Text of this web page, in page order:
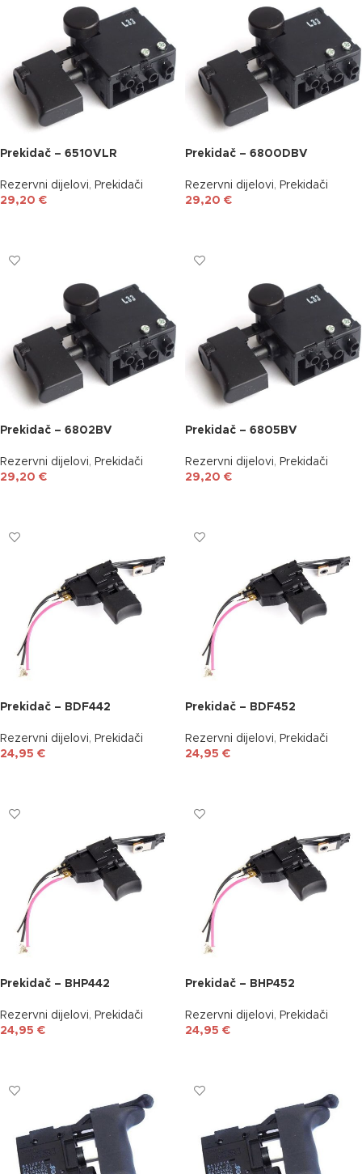
Prekidač – 6510VLR
Rezervni dijelovi, Prekidači
29,20 €
Prekidač – 6800DBV
Rezervni dijelovi, Prekidači
29,20 €
Prekidač – 6802BV
Rezervni dijelovi, Prekidači
29,20 €
Prekidač – 6805BV
Rezervni dijelovi, Prekidači
29,20 €
Prekidač – BDF442
Rezervni dijelovi, Prekidači
24,95 €
Prekidač – BDF452
Rezervni dijelovi, Prekidači
24,95 €
Prekidač – BHP442
Rezervni dijelovi, Prekidači
24,95 €
Prekidač – BHP452
Rezervni dijelovi, Prekidači
24,95 €